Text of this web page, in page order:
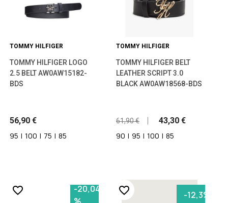
TOMMY HILFIGER
TOMMY HILFIGER LOGO
2.5 BELT AW0AW15182-
BDS
56,90 €
95 | 100 | 75 | 85
TOMMY HILFIGER
TOMMY HILFIGER BELT
LEATHER SCRIPT 3.0
BLACK AW0AW18568-BDS
61,90 €
43,30 €
90 | 95 | 100 | 85
-20,04
favorite_border -12,3%
favorite_border